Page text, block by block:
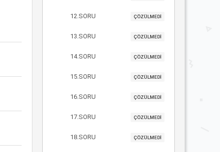
12.SORU ÇÖZÜLMEDİ
13.SORU ÇÖZÜLMEDİ
14.SORU ÇÖZÜLMEDİ
15.SORU ÇÖZÜLMEDİ
16.SORU ÇÖZÜLMEDİ
17.SORU ÇÖZÜLMEDİ
18.SORU ÇÖZÜLMEDİ